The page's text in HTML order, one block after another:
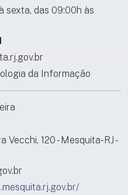
sexta, das 09:00h às
da Informação
Vecchi, 120 - Mesquita-RJ -